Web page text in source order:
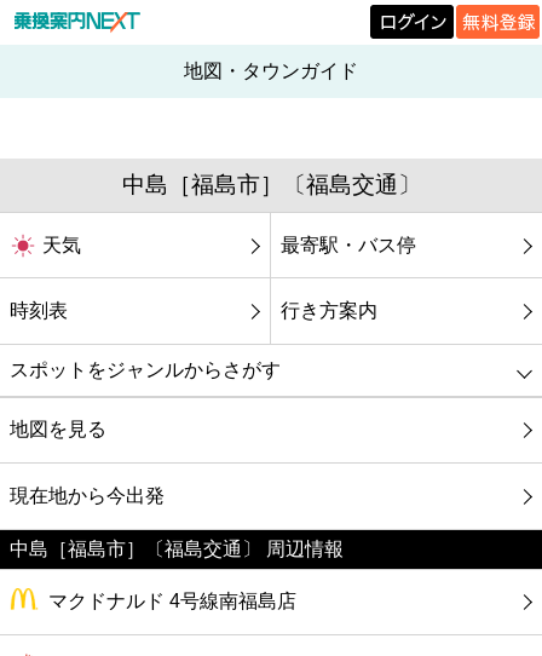
地図・タウンガイド
中島［福島市］〔福島交通〕
天気 最寄駅・バス停
時刻表 行き方案内
スポットをジャンルからさがす
グルメ
映画
美容
地図を見る
現在地から今出発
中島［福島市］〔福島交通〕 周辺情報
マクドナルド 4号線南福島店